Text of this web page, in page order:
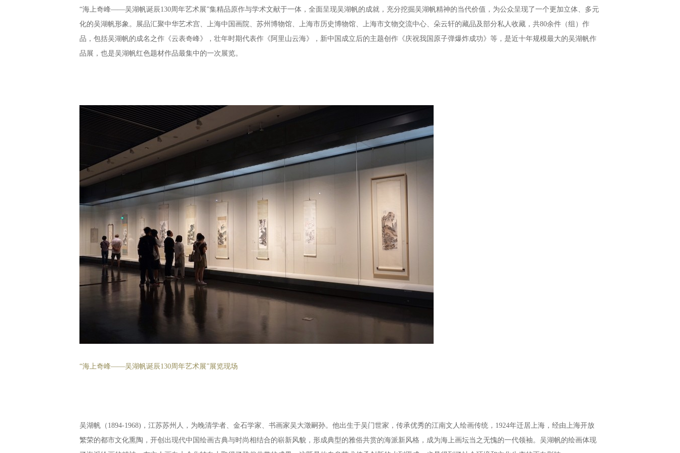
“海上奇峰——吴湖帆诞辰130周年艺术展”集精品原作与学术文献于一体，全面呈现吴湖帆的成就，充分挖掘吴湖帆精神的当代价值，为公众呈现了一个更加立体、多元
化的吴湖帆形象。展品汇聚中华艺术宫、上海中国画院、苏州博物馆、上海市历史博物馆、上海市文物交流中心、朵云轩的藏品及部分私人收藏，共80余件（组）作
品，包括吴湖帆的成名之作《云表奇峰》，壮年时期代表作《阿里山云海》，新中国成立后的主题创作《庆祝我国原子弹爆炸成功》等，是近十年规模最大的吴湖帆作
品展，也是吴湖帆红色题材作品最集中的一次展览。
“海上奇峰——吴湖帆诞辰130周年艺术展”展览现场
吴湖帆（1894-1968)，江苏苏州人，为晚清学者、金石学家、书画家吴大澂嗣孙。他出生于吴门世家，传承优秀的江南文人绘画传统，1924年迁居上海，经由上海开放
繁荣的都市文化熏陶，开创出现代中国绘画古典与时尚相结合的崭新风貌，形成典型的雅俗共赏的海派新风格，成为海上画坛当之无愧的一代领袖。吴湖帆的绘画体现